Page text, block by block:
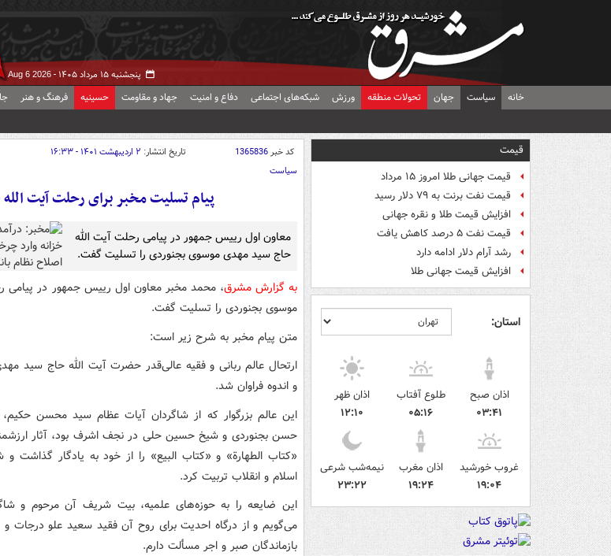
پنجشنبه ۱۵ مرداد ۱۴۰۵ - Aug 6 2026
خانه سیاست جهان تحولات منطقه ورزش شبکه‌های اجتماعی دفاع و امنیت جهاد و مقاومت حسینیه فرهنگ و هنر
قیمت
قیمت جهانی طلا امروز ۱۵ مرداد
قیمت نفت برنت به ۷۹ دلار رسید
افزایش قیمت طلا و نقره جهانی
قیمت نفت ۵ درصد کاهش یافت
رشد آرام دلار ادامه دارد
افزایش قیمت جهانی طلا
استان:
اذان صبح
۰۳:۴۱
طلوع آفتاب
۰۵:۱۶
اذان ظهر
۱۲:۱۰
غروب خورشید
۱۹:۰۴
اذان مغرب
۱۹:۲۴
نیمه‌شب شرعی
۲۳:۲۲
کد خبر1365836 تاریخ انتشار: ۲ اردیبهشت ۱۴۰۱ - ۱۶:۳۳
سیاست
پیام تسلیت مخبر برای رحلت آیت
معاون اول رییس جمهور در پیامی رحلت آیت الله
حاج سید مهدی موسوی بجنوردی را تسلیت گفت.
به گزارش مشرق، محمد مخبر معاون اول رییس جمهور در
موسوی بجنوردی را تسلیت گفت.
متن پیام مخبر به شرح زیر است:
ارتحال عالم ربانی و فقیه عالی‌قدر حضرت آیت الله حاج سید
و اندوه فراوان شد.
این عالم بزرگوار که از شاگردان آیات عظام سید محسن
حسن بجنوردی و شیخ حسین حلی در نجف اشرف بود، آثار
«کتاب الطهارة» و «کتاب البیع» را از خود به یادگار گذاشت
اسلام و انقلاب تربیت کرد.
این ضایعه را به حوزه‌های علمیه، بیت شریف آن مرحوم و
می‌گویم و از درگاه احدیت برای روح آن فقید سعید علو درجات و
بازماندگان صبر و اجر مسألت دارم.